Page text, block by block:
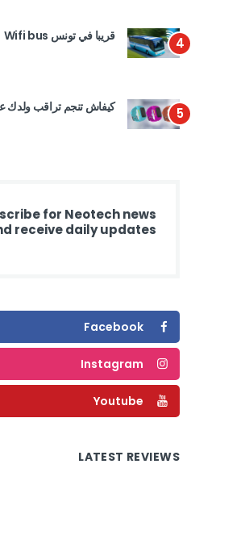
4 قريبا في تونس Wifi bus
5 كيفاش تنجم تراقب ولدك
for Neotech news
receive daily updates
Facebook
Instagram
Youtube
LATEST REVIEWS